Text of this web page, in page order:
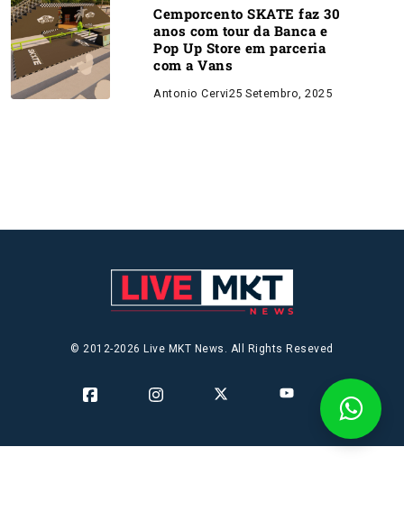
Cemporcento SKATE faz 30
anos com tour da Banca e
Pop Up Store em parceria
com a Vans
Antonio Cervi25 Setembro, 2025
© 2012-2026 Live MKT News. All Rights Reseved